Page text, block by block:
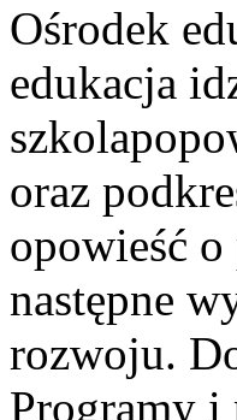
Ośrodek
edukacja
oraz
opowieść
następne
rozwoju.
Programy i